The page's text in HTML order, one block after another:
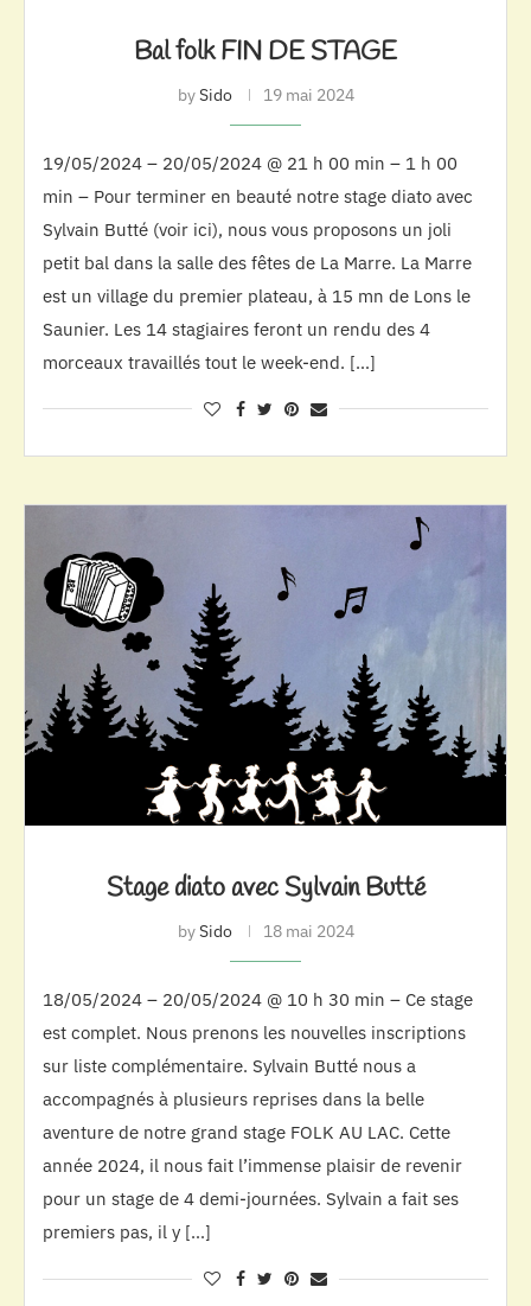
Bal folk FIN DE STAGE
bySido 19 mai 2024
19/05/2024 – 20/05/2024 @ 21 h 00 min – 1 h 00
min – Pour terminer en beauté notre stage diato avec
Sylvain Butté (voir ici), nous vous proposons un joli
petit bal dans la salle des fêtes de La Marre. La Marre
est un village du premier plateau, à 15 mn de Lons le
Saunier. Les 14 stagiaires feront un rendu des 4
morceaux travaillés tout le week-end. […]
Stage diato avec Sylvain Butté
bySido 18 mai 2024
18/05/2024 – 20/05/2024 @ 10 h 30 min – Ce stage
est complet. Nous prenons les nouvelles inscriptions
sur liste complémentaire. Sylvain Butté nous a
accompagnés à plusieurs reprises dans la belle
aventure de notre grand stage FOLK AU LAC. Cette
année 2024, il nous fait l’immense plaisir de revenir
pour un stage de 4 demi-journées. Sylvain a fait ses
premiers pas, il y […]